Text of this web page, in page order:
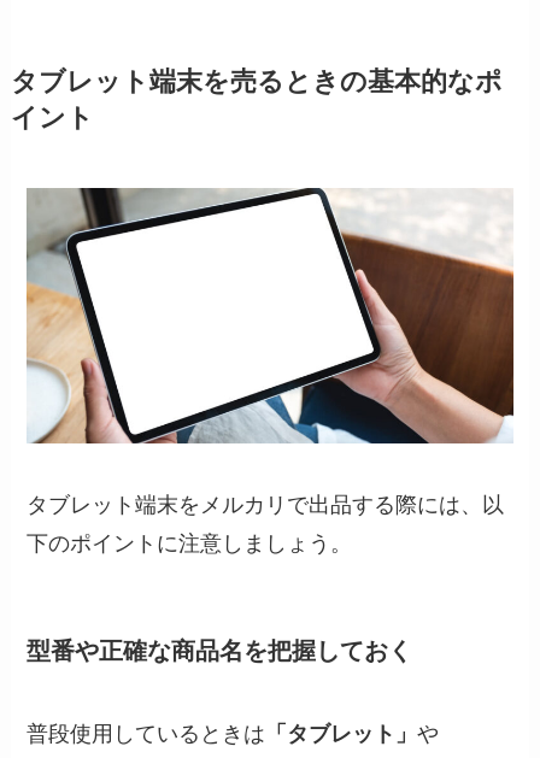
タブレット端末を売るときの基本的なポ
イント
タブレット端末をメルカリで出品する際には、以
下のポイントに注意しましょう。
型番や正確な商品名を把握しておく
普段使用しているときは 「タブレット」や